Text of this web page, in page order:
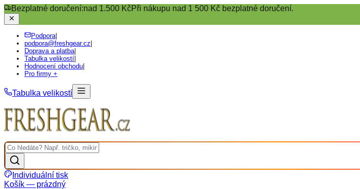
Bezplatné doručení:nad 1.500 KčPři nákupu nad 1 500 Kč bezplatné doručení.
Podpora|
podpora@freshgear.cz
Doprava a platba|
Tabulka velikostí
Hodnocení obchodu
Pro firmy +
Tabulka velikostí
Individuální tisk
Košík — prázdný